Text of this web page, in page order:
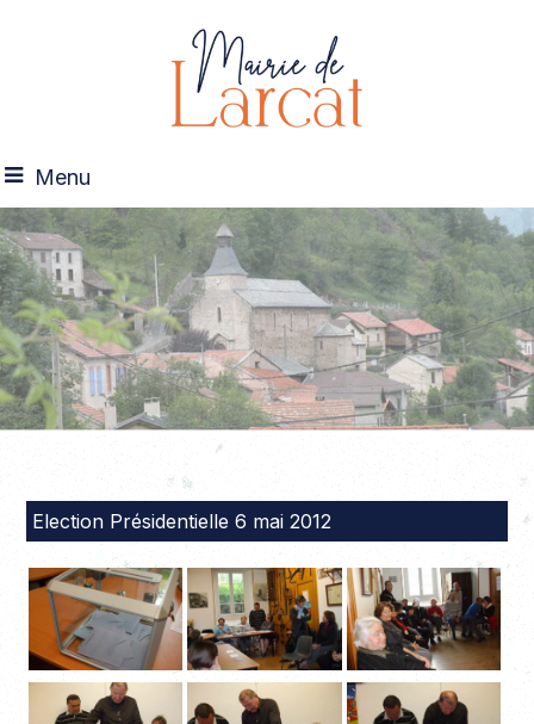
Menu
Election Présidentielle 6 mai 2012